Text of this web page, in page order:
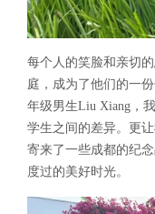
每个人的笑脸和亲切
庭，成为了他们的一
年级男生Liu Xiang，
学生之间的差异。更
寄来了一些成都的纪
度过的美好时光。